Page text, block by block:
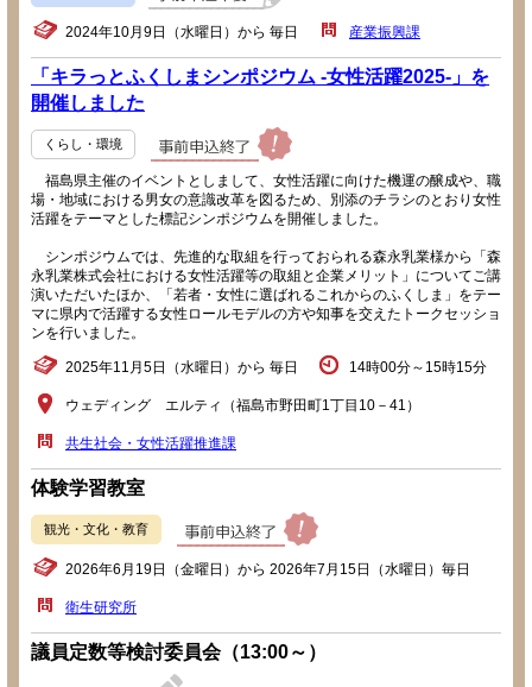
2024年10月9日（水曜日）から 毎日 産業振興課
「キラっとふくしまシンポジウム -女性活躍2025-」を
開催しました
くらし・環境
福島県主催のイベントとしまして、女性活躍に向けた機運の醸成や、職
場・地域における男女の意識改革を図るため、別添のチラシのとおり女性
活躍をテーマとした標記シンポジウムを開催しました。
シンポジウムでは、先進的な取組を行っておられる森永乳業様から「森
永乳業株式会社における女性活躍等の取組と企業メリット」についてご講
演いただいたほか、「若者・女性に選ばれるこれからのふくしま」をテー
マに県内で活躍する女性ロールモデルの方や知事を交えたトークセッショ
ンを行いました。
2025年11月5日（水曜日）から 毎日 14時00分～15時15分
ウェディング エルティ（福島市野田町1丁目10－41）
共生社会・女性活躍推進課
体験学習教室
観光・文化・教育
2026年6月19日（金曜日）から 2026年7月15日（水曜日）毎日
衛生研究所
議員定数等検討委員会（13:00～）